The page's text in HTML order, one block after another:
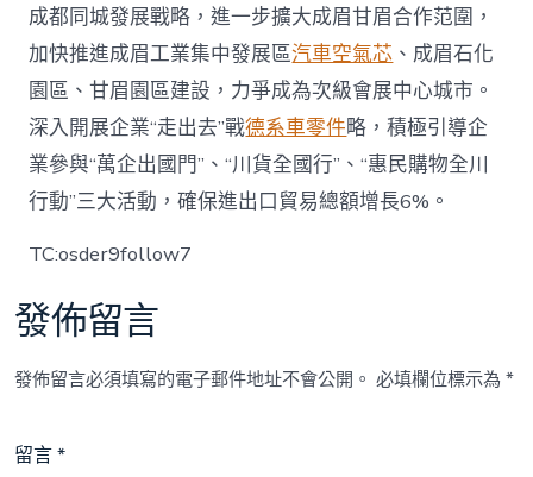
成都同城發展戰略，進一步擴大成眉甘眉合作范圍，
加快推進成眉工業集中發展區汽車空氣芯 、成眉石化
園區、甘眉園區建設，力爭成為次級會展中心城市。
深入開展企業“走出去”戰德系車零件略，積極引導企
業參與“萬企出國門”、“川貨全國行”、“惠民購物全川
行動”三大活動，確保進出口貿易總額增長6%。
TC:osder9follow7
發佈留言
發佈留言必須填寫的電子郵件地址不會公開。 必填欄位標示為*
留言*